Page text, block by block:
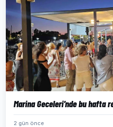
Marina Geceleri’nde bu hafta
2 gün önce